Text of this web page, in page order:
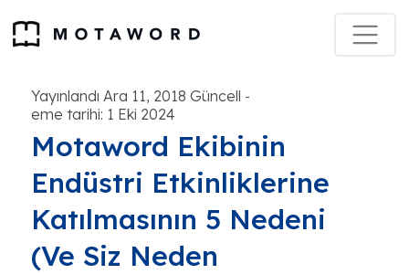
Yayınlandı Ara 11, 2018 Güncell -
eme tarihi: 1 Eki 2024
Motaword Ekibinin
Endüstri Etkinliklerine
Katılmasının 5 Nedeni
(Ve Siz Neden